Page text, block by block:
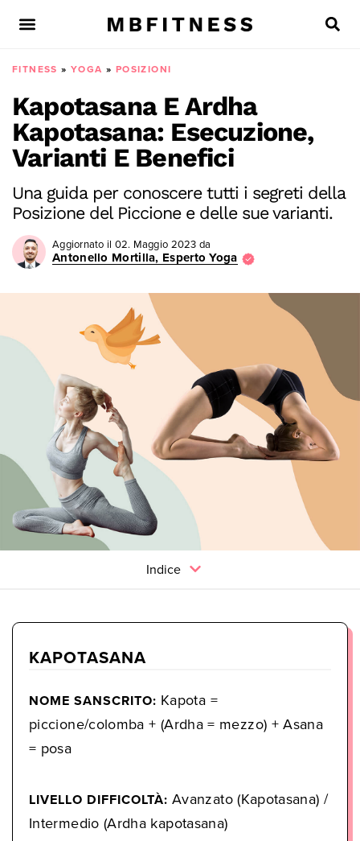
FITNESS »YOGA » POSIZIONI
Kapotasana E Ardha
Kapotasana: Esecuzione,
Varianti E Benefici
Una guida per conoscere tutti i segreti della
Posizione del Piccione e delle sue varianti.
Aggiornato il 02. Maggio 2023 da
Antonello Mortilla, Esperto Yoga
Indice
KAPOTASANA
NOME SANSCRITO: Kapota =
piccione/colomba + (Ardha = mezzo) + Asana
= posa
LIVELLO DIFFICOLTÀ: Avanzato (Kapotasana) /
Intermedio (Ardha kapotasana)